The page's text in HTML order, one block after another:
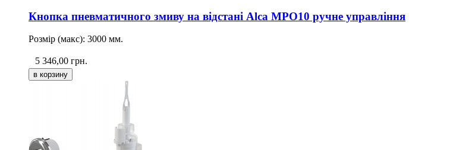
Кнопка пневматичного змиву на відстані Alca MPO10 ручне управління
Розмір (макс): 3000 мм.
5 346,00 грн.